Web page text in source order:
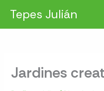
contenido
Tepes Julián
Jardines